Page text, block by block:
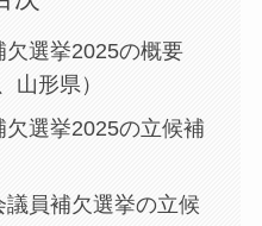
選挙2025の概要
山形県）
選挙2025の立候補
員補欠選挙の立候